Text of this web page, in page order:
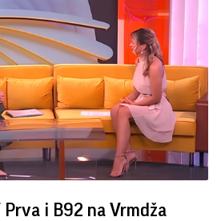
i B92 na Vrmdža